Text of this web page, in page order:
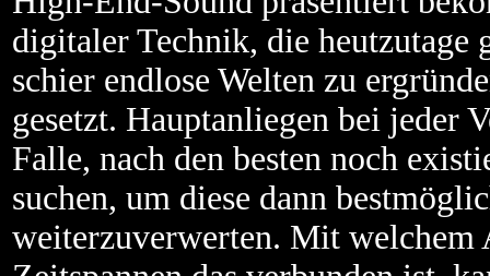
digitaler Technik, die heutzutage
schier endlose Welten zu
gesetzt. Hauptanliegen bei jeder
Falle, nach den besten noch
suchen, um diese dann
weiterzuverwerten. Mit welchem